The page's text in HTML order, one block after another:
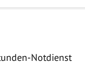
Notdienst